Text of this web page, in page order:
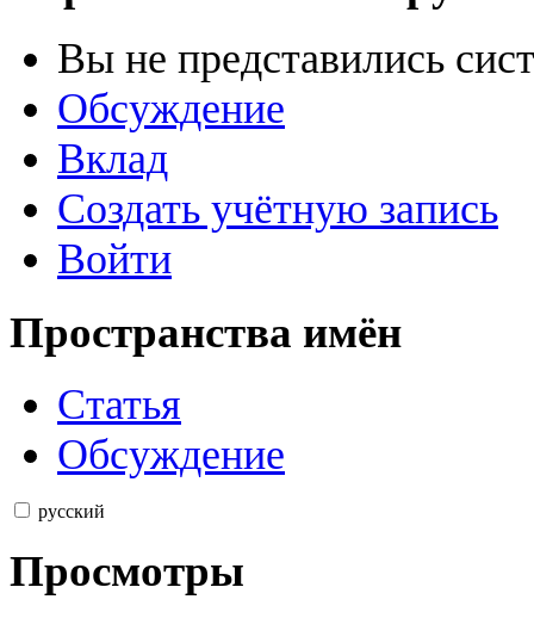
Вы не представились
Обсуждение
Вклад
Создать учётную запись
Войти
Пространства имён
Статья
Обсуждение
русский
Просмотры